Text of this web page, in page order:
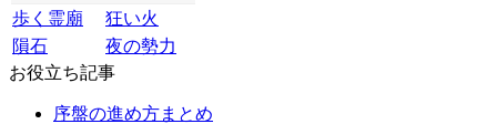
歩く霊廟
狂い火
隕石
夜の勢力
お役立ち記事
序盤の進め方まとめ